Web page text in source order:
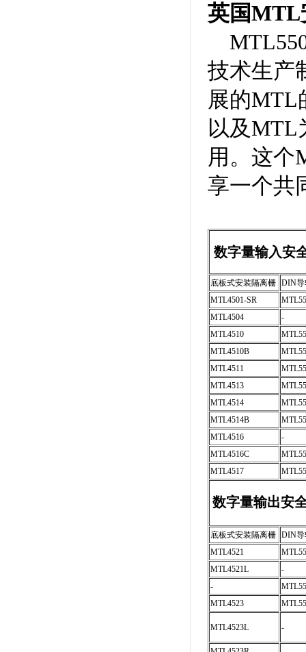
英国MTL
技术生产
展的MTL
以及MTL
用。这个
享一个共
数字量输入安
底板式安装隔离栅 DIN
MTL4501-SR
MTL4504
-
MTL4510
MTL4510B
MTL4511
MTL4513
MTL4514
MTL4514B
MTL4516
-
MTL4516C
MTL4517
数字量输出安
底板式安装隔离栅 DIN导
MTL4521
MTL4521L
-
-
MTL4523
MTL4523L -